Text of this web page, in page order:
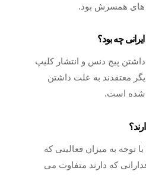
های همسرش بود.
پیج دنس و انتشار کلیپ
معتقدند به علت داشتن
شده است.
توجه به میزان فعالیتی که
که دارند متفاوت می